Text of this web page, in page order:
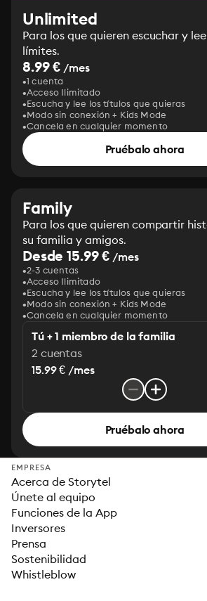
Unlimited
Para los que quieren escuchar y
límites.
8.99 € /mes
1 cuenta
Acceso Ilimitado
Escucha y lee los títulos que quieras
Modo sin conexión + Kids Mode
Cancela en cualquier momento
Pruébalo ahora
Family
Para los que quieren compartir
su familia y amigos.
Desde 15.99 € /mes
2-3 cuentas
Acceso Ilimitado
Escucha y lee los títulos que quieras
Modo sin conexión + Kids Mode
Cancela en cualquier momento
Tú + 1 miembro de la familia
2 cuentas
15.99 € /mes
Pruébalo ahora
EMPRESA
Acerca de Storytel
Únete al equipo
Funciones de la App
Inversores
Prensa
Sostenibilidad
Whistleblow